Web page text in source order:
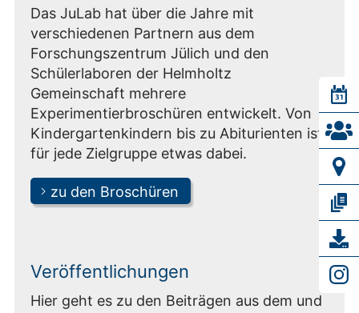
Das JuLab hat über die Jahre mit
verschiedenen Partnern aus dem
Forschungszentrum Jülich und den
Schülerlaboren der Helmholtz
Gemeinschaft mehrere
Experimentierbroschüren entwickelt. Von
Kindergartenkindern bis zu Abiturienten ist
für jede Zielgruppe etwas dabei.
zu den Broschüren
Veröffentlichungen
Hier geht es zu den Beiträgen aus dem und